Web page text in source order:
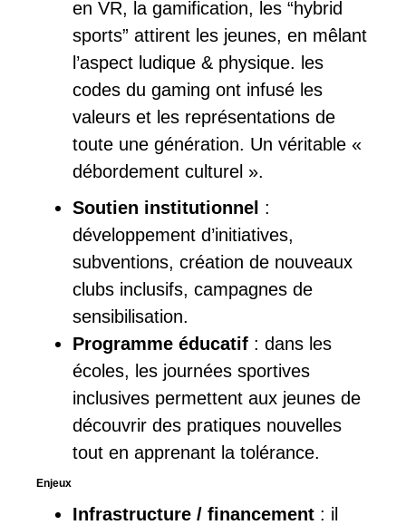
en VR, la gamification, les “hybrid
sports” attirent les jeunes, en mêlant
l’aspect ludique & physique. les
codes du gaming ont infusé les
valeurs et les représentations de
toute une génération. Un véritable «
débordement culturel ».
Soutien institutionnel :
développement d’initiatives,
subventions, création de nouveaux
clubs inclusifs, campagnes de
sensibilisation.
Programme éducatif : dans les
écoles, les journées sportives
inclusives permettent aux jeunes de
découvrir des pratiques nouvelles
tout en apprenant la tolérance.
Enjeux
Infrastructure / financement : il